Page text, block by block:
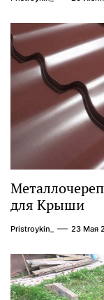
для Крыши
Pristroykin_ 23 Мая